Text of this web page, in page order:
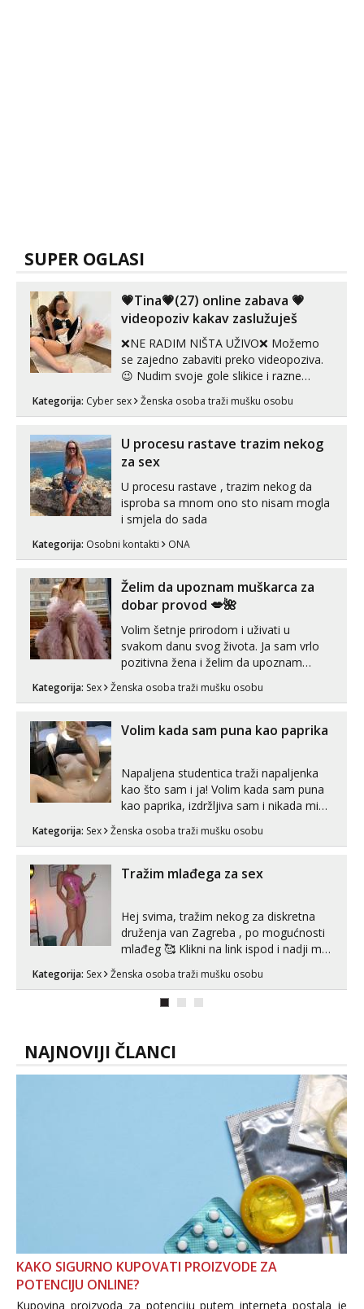
SUPER OGLASI
💗Tina💗(27) online zabava 💗
videopoziv kakav zaslužuješ
❌NE RADIM NIŠTA UŽIVO❌ Možemo
se zajedno zabaviti preko videopoziva.
😉 Nudim svoje gole slikice i razne
videouradke. 🤩 Za online zabavu pošalji
poruku na Whatsapp, Telegram ili Viber.
autentičnosti možeš me vidjeti na
Kategorija: Cyber sex Ženska osoba traži mušku osobu
U procesu rastave trazim nekog
za sex
U procesu rastave , trazim nekog da
isproba sa mnom ono sto nisam mogla
i smjela do sada
Kategorija: Osobni kontakti ONA
Želim da upoznam muškarca za
dobar provod 💋🌺
Volim šetnje prirodom i uživati u
svakom danu svog života. Ja sam vrlo
pozitivna žena i želim da upoznam
može i nešto više.💋🌺 Klikni na link
Kategorija: Sex Ženska osoba traži mušku osobu
Volim kada sam puna kao paprika
Napaljena studentica traži napaljenka
kao što sam i ja! Volim kada sam puna
kao paprika, izdržljiva sam i nikada mi
puta dnevno bilo kad i bilo gdje zato se
link ispod i nadji me tamo, cekam te!
Kategorija: Sex Ženska osoba traži mušku osobu
Tražim mlađega za sex
Hej svima, tražim nekog za diskretna
druženja van Zagreba , po mogućnosti
mlađeg 🥰 Klikni na link ispod i nadji me
Kategorija: Sex Ženska osoba traži mušku osobu
NAJNOVIJI ČLANCI
KAKO SIGURNO KUPOVATI PROIZVODE ZA
POTENCIJU ONLINE?
Kupovina proizvoda za potenciju putem interneta postala je